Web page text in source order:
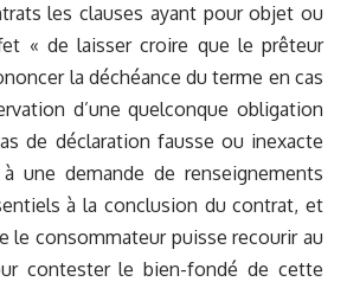
les clauses ayant pour objet ou
« de laisser croire que le prêteur
la déchéance du terme en cas
d’une quelconque obligation
de déclaration fausse ou inexacte
une demande de renseignements
à la conclusion du contrat, et
le consommateur puisse recourir au
contester le bien-fondé de cette